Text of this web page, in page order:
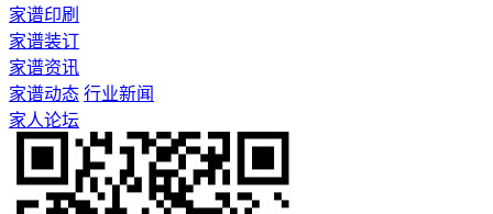
家谱印刷
家谱装订
家谱资讯
家谱动态 行业新闻
家人论坛